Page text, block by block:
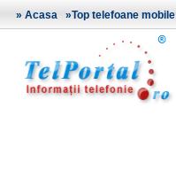
» Acasa »Top telefoane mobile